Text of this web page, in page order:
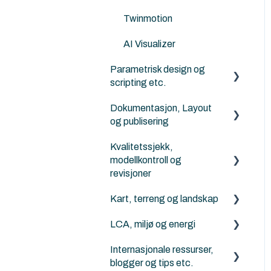
KOF
Twinmotion
AI Visualizer
Parametrisk design og
scripting etc.
Python for Archicad
Rhino - Grasshopper
Dokumentasjon, Layout
og publisering
Archicad
Kvalitetssjekk,
modellkontroll og
revisjoner
Solibri
Archicad
Kart, terreng og landskap
Generelt om terreng, kart
ArchiTerra
LCA, miljø og energi
Energievaluering
Internasjonale ressurser,
blogger og tips etc.